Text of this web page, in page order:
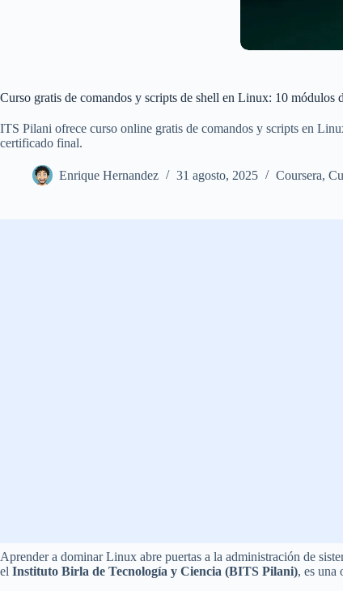
Curso gratis de comandos y scripts de shell en Linux: 10
ITS Pilani ofrece curso online gratis de comandos y scripts en
certificado final.
Enrique Hernandez 31 agosto, 2025 Coursera,
Aprender a dominar Linux abre puertas a la administración de
el Instituto Birla de Tecnología y Ciencia (BITS Pilani), es una